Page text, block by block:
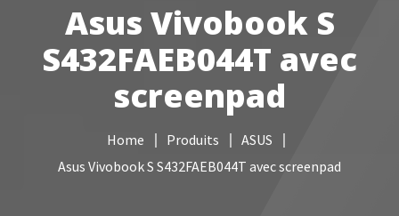
Câblage réseau
NAS
Vidéo surveillance
Boutique
Contacts
Asus Vivobook S
S432FAEB044T avec
screenpad
Home Produits
ASUS
Asus Vivobook S S432FAEB044T avec screenpad